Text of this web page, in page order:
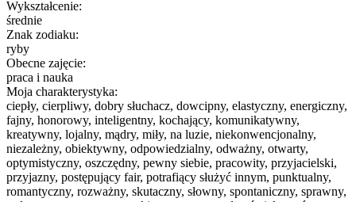
Wykształcenie:
średnie
Znak zodiaku:
ryby
Obecne zajęcie:
praca i nauka
Moja charakterystyka:
ciepły, cierpliwy, dobry słuchacz, dowcipny, elastyczny, energiczny,
fajny, honorowy, inteligentny, kochający, komunikatywny,
kreatywny, lojalny, mądry, miły, na luzie, niekonwencjonalny,
niezależny, obiektywny, odpowiedzialny, odważny, otwarty,
optymistyczny, oszczędny, pewny siebie, pracowity, przyjacielski,
przyjazny, postępujący fair, potrafiący służyć innym, punktualny,
romantyczny, rozważny, skutaczny, słowny, spontaniczny, sprawny,